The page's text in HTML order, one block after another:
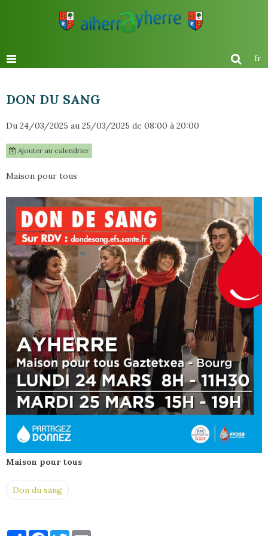
fr
DON DU SANG
Du 24/03/2025 au 25/03/2025 de 08:00 à 20:00
Ajouter au calendrier
Maison pour tous
Maison pour tous
Don du sang